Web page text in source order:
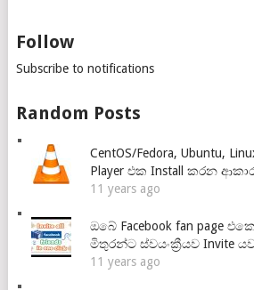
Follow
Subscribe to notifications
Random Posts
CentOS/Fedora, Ubuntu,
Player එක Install කරන
11 years ago
ඔබේ Facebook fan page
මිතුරන්ට ස්වයංක්‍රීයව Invite
11 years ago